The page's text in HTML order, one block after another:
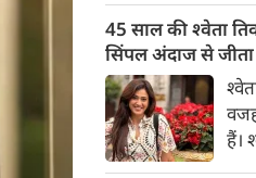
इस
45 साल की श्वेता
सिंपल अंदाज से
हैं।